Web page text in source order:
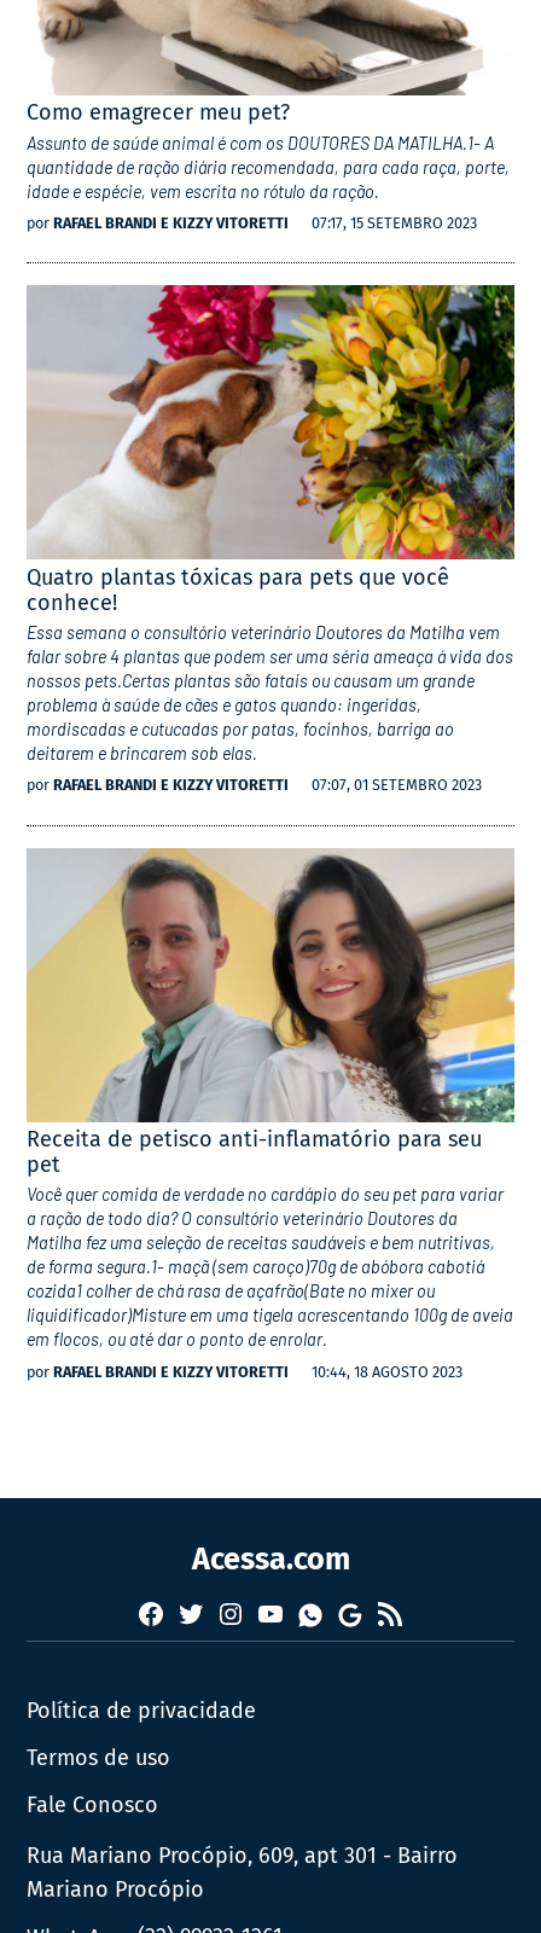
Como emagrecer meu pet?
Assunto de saúde animal é com os DOUTORES DA MATILHA.1- A
quantidade de ração diária recomendada, para cada raça, porte,
idade e espécie, vem escrita no rótulo da ração.
por RAFAEL BRANDI E KIZZY VITORETTI 07:17, 15 SETEMBRO 2023
Quatro plantas tóxicas para pets que você
conhece!
Essa semana o consultório veterinário Doutores da Matilha vem
falar sobre 4 plantas que podem ser uma séria ameaça á vida dos
nossos pets.Certas plantas são fatais ou causam um grande
problema à saúde de cães e gatos quando: ingeridas,
mordiscadas e cutucadas por patas, focinhos, barriga ao
deitarem e brincarem sob elas.
por RAFAEL BRANDI E KIZZY VITORETTI 07:07, 01 SETEMBRO 2023
Receita de petisco anti-inflamatório para seu
pet
Você quer comida de verdade no cardápio do seu pet para variar
a ração de todo dia? O consultório veterinário Doutores da
Matilha fez uma seleção de receitas saudáveis e bem nutritivas,
de forma segura.1- maçã (sem caroço)70g de abóbora cabotiá
cozida1 colher de chá rasa de açafrão(Bate no mixer ou
liquidificador)Misture em uma tigela acrescentando 100g de aveia
em flocos, ou até dar o ponto de enrolar.
por RAFAEL BRANDI E KIZZY VITORETTI 10:44, 18 AGOSTO 2023
Acessa.com
Facebook
TwitterInstagram
YouTubeWhatsapp
Google
News
RSS
Política de privacidade
Termos de uso
Fale Conosco
Rua Mariano Procópio, 609, apt 301 - Bairro
Mariano Procópio